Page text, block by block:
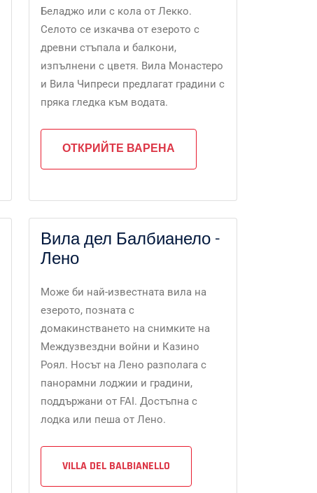
Беладжо или с кола от Лекко.
Селото се изкачва от езерото с
древни стъпала и балкони,
изпълнени с цветя. Вила Монастеро
и Вила Чипреси предлагат градини с
пряка гледка към водата.
ОТКРИЙТЕ ВАРЕНА
Вила дел Балбианело -
Лено
Може би най-известната вила на
езерото, позната с
домакинстването на снимките на
Междузвездни войни и Казино
Роял. Носът на Лено разполага с
панорамни лоджии и градини,
поддържани от FAI. Достъпна с
лодка или пеша от Лено.
VILLA DEL BALBIANELLO